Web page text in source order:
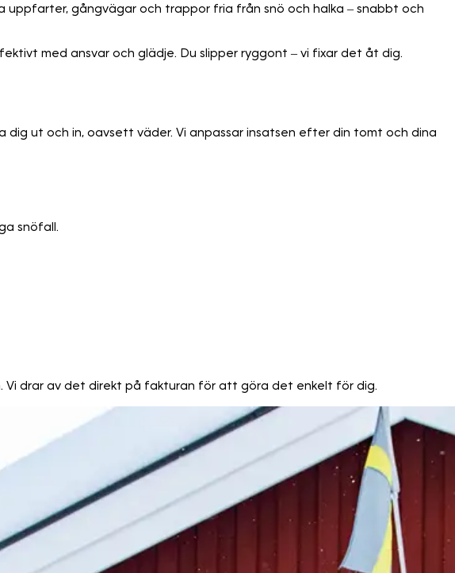
uppfarter, gångvägar och trappor fria från snö och halka – snabbt och
med ansvar och glädje. Du slipper ryggont – vi fixar det åt dig.
ut och in, oavsett väder. Vi anpassar insatsen efter din tomt och dina
snöfall.
drar av det direkt på fakturan för att göra det enkelt för dig.